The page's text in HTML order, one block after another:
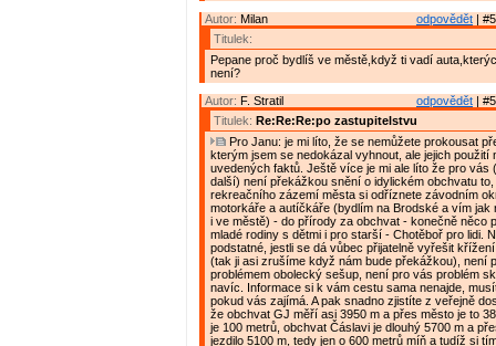
odpovědět |
Autor: Milan
Titulek:
Pepane proč bydlíš ve městě,když ti vadí
není?
odpovědět |
Autor: F. Stratil
Titulek: Re:Re:Re:po zastupitelstvu
Pro Janu: je mi líto, že se nemůžete prokousat
kterým jsem se nedokázal vyhnout, ale jejich použití
uvedených faktů. Ještě více je mi ale líto že pro vás
další) není překážkou snění o idylickém obchvatu
rekreačního zázemí města si odříznete závodním
motorkáře a autíčkáře (bydlím na Brodské a vím jak
i ve městě) - do přírody za obchvat - konečně něco
mladé rodiny s dětmi i pro starší - Chotěboř pro lidi.
podstatné, jestli se dá vůbec přijatelně vyřešit
(tak ji asi zrušíme když nám bude překážkou), není
problémem obolecký sešup, není pro vás problém
navíc. Informace si k vám cestu sama nenajde,
pokud vás zajímá. A pak snadno zjistíte z veřejně
že obchvat GJ měří asi 3950 m a přes město je to
je 100 metrů, obchvat Čáslavi je dlouhý 5700 m a
jezdilo 5100 m, tedy jen o 600 metrů míň a tudíž si